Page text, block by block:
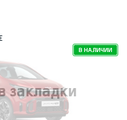
закладки
В НАЛИЧИИ